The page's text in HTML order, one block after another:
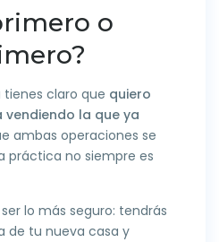
o
tienes claro que quiero
la que ya
ambas operaciones se
práctica no siempre es
lo más seguro: tendrás
de tu nueva casa y